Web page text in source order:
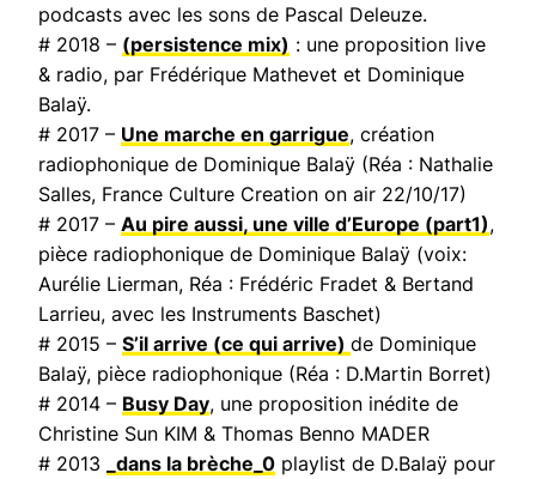
podcasts avec les sons de Pascal Deleuze.
# 2018 – (persistence mix) : une proposition live
& radio, par Frédérique Mathevet et Dominique
Balaÿ.
# 2017 – Une marche en garrigue, création
radiophonique de Dominique Balaÿ (Réa : Nathalie
Salles, France Culture Creation on air 22/10/17)
# 2017 – Au pire aussi, une ville d’Europe (part1),
pièce radiophonique de Dominique Balaÿ (voix:
Aurélie Lierman, Réa : Frédéric Fradet & Bertand
Larrieu, avec les Instruments Baschet)
# 2015 – S’il arrive (ce qui arrive) de Dominique
Balaÿ, pièce radiophonique (Réa : D.Martin Borret)
# 2014 – Busy Day, une proposition inédite de
Christine Sun KIM & Thomas Benno MADER
# 2013
_dans la brèche_0 playlist de D.Balaÿ pour